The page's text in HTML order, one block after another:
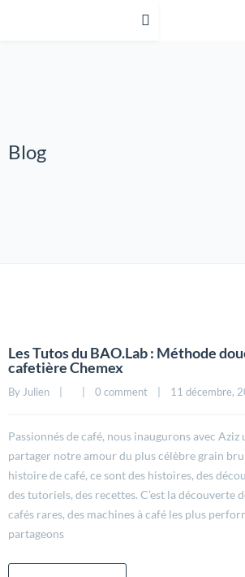
Blog
Les Tutos du BAO.Lab : Méthode
cafetière Chemex
By Julien 0 comment 11 décembre,
Passionnés de café, nous inaugurons avec Aziz
partager notre amour du plus célèbre grain
histoire de café, ce sont des histoires, des
des tutoriels, des recettes. C’est la découverte
cafés rares, des machines à café les plus
partageons